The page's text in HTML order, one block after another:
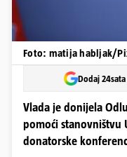
Foto: matija habljak/
Dodaj
Vlada je donijela
pomoći stanovništvu
donatorske